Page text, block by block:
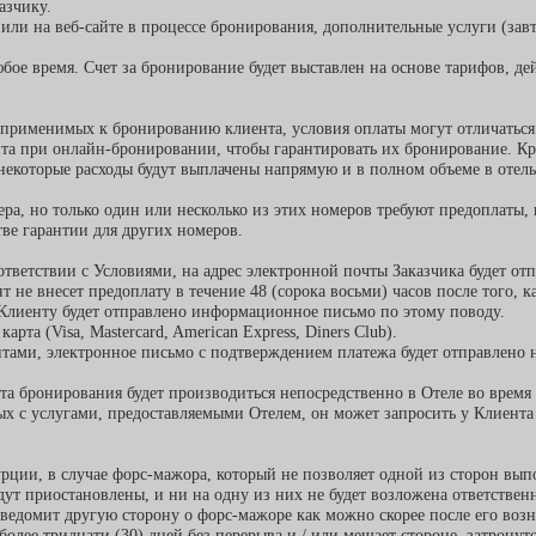
на веб-сайте в процессе бронирования, дополнительные услуги
время. Счет за бронирование будет выставлен на основе тарифов,
к бронированию клиента, условия оплаты могут
при онлайн-бронировании, чтобы гарантировать их бронирование.
расходы будут выплачены напрямую и в полном объеме в
но только один или несколько из этих номеров требуют предоплаты,
гарантии для других номеров.
с Условиями, на адрес электронной почты Заказчика будет
внесет предоплату в течение 48 (сорока восьми) часов после того,
будет отправлено информационное письмо по этому поводу.
(Visa, Mastercard, American Express, Diners Club).
электронное письмо с подтверждением платежа будет отправлено
бронирования будет производиться непосредственно в Отеле во
с услугами, предоставляемыми Отелем, он может запросить у
в случае форс-мажора, который не позволяет одной из сторон
приостановлены, и ни на одну из них не будет возложена
другую сторону о форс-мажоре как можно скорее после его